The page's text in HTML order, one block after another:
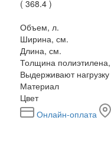
( 368.4 )
Объем, л.
Ширина, см.
Длина, см.
Толщина
Выдерживают нагрузку
Материал
Цвет
Онлайн-оплата